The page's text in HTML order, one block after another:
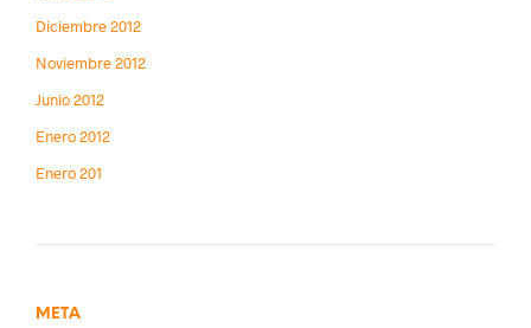
Diciembre 2012
Noviembre 2012
Junio 2012
Enero 2012
Enero 201
META